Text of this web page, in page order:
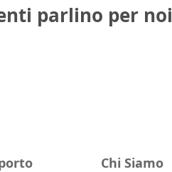
parlino per noi
Chi Siamo